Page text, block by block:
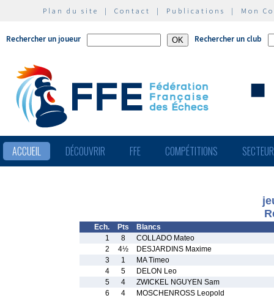
Plan du site | Contact | Publications | Mon
Rechercher un joueur Rechercher un club
ACCUEIL DÉCOUVRIR FFE COMPÉTITIONS
Ech. Pts
Blancs
1
8
COLLADO Mateo
2
4½
DESJARDINS Maxime
3
1
MA Timeo
4
5
DELON Leo
5
4
ZWICKEL NGUYEN Sam
6
4
MOSCHENROSS Leopold